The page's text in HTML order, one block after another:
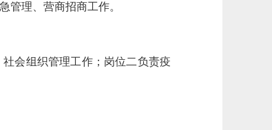
管理、营商招商工作。
会组织管理工作；岗位二负责疫